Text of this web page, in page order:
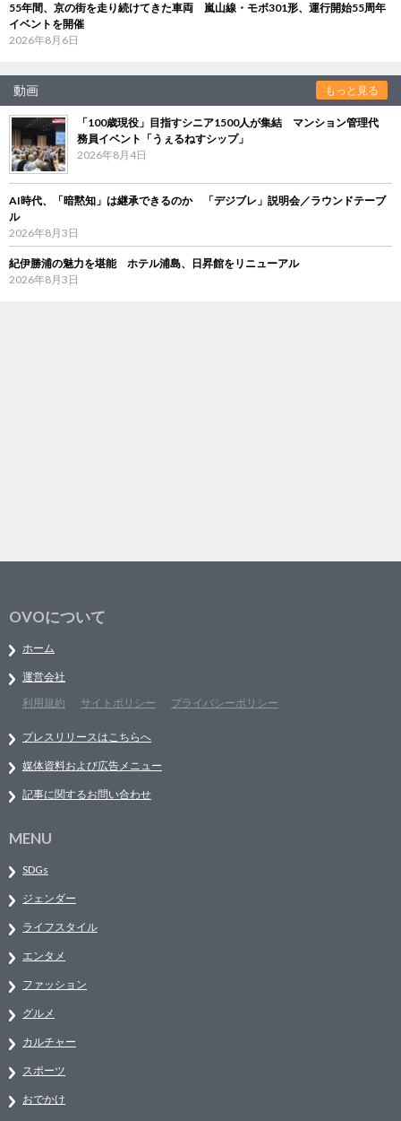
55年間、京の街を走り続けてきた車両 嵐山線・モボ301形、運行開始55周年
イベントを開催
2026年8月6日
動画 もっと見る
「100歳現役」目指すシニア1500人が集結 マンション管理代
務員イベント「うぇるねすシップ」
2026年8月4日
AI時代、「暗黙知」は継承できるのか 「デジブレ」説明会／ラウンドテーブ
ル
2026年8月3日
紀伊勝浦の魅力を堪能 ホテル浦島、日昇館をリニューアル
2026年8月3日
OVOについて
ホーム
運営会社
利用規約
サイトポリシー プライバシーポリシー
プレスリリースはこちらへ
媒体資料および広告メニュー
記事に関するお問い合わせ
MENU
SDGs
ジェンダー
ライフスタイル
エンタメ
ファッション
グルメ
カルチャー
スポーツ
おでかけ